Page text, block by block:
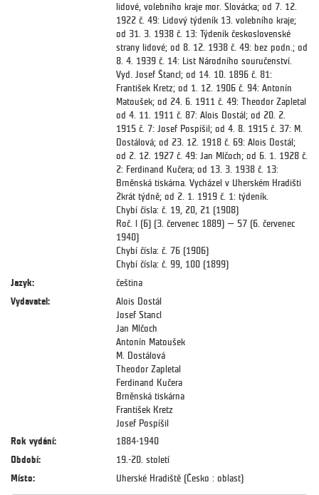
lidové, volebního kraje mor. Slovácka; od 7. 12.
1922 č. 49: Lidový týdeník 13. volebního kraje;
od 31. 3. 1938 č. 13: Týdeník československé
strany lidové; od 8. 12. 1938 č. 49: bez podn.; od
8. 4. 1939 č. 14: List Národního souručenství.
Vyd. Josef Štancl; od 14. 10. 1896 č. 81:
František Kretz; od 1. 12. 1906 č. 94: Antonín
Matoušek; od 24. 6. 1911 č. 49: Theodor Zapletal
od 4. 11. 1911 č. 87: Alois Dostál; od 20. 2.
1915 č. 7: Josef Pospíšil; od 4. 8. 1915 č. 37: M.
Dostálová; od 23. 12. 1918 č. 69: Alois Dostál;
od 2. 12. 1927 č. 49: Jan Mlčoch; od 6. 1. 1928 č.
2: Ferdinand Kučera; od 13. 3. 1938 č. 13:
Brněnská tiskárna. Vycházel v Uherském Hradišti
2krát týdně; od 2. 1. 1919 č. 1: týdeník.
Chybí čísla: č. 19, 20, 21 (1908)
Roč. l (6) (3. červenec 1889) — 57 (6. červenec
1940)
Chybí čísla: č. 76 (1906)
Chybí čísla: č. 99, 100 (1899)
Jazyk:
čeština
Vydavatel:
Alois Dostál
Josef Stancl
Jan Mlčoch
Antonín Matoušek
M. Dostálová
Theodor Zapletal
Ferdinand Kučera
Brněnská tiskárna
František Kretz
Josef Pospíšil
Rok vydání:
1884-1940
Období:
19.-20. století
Místo:
Uherské Hradiště (Česko : oblast)